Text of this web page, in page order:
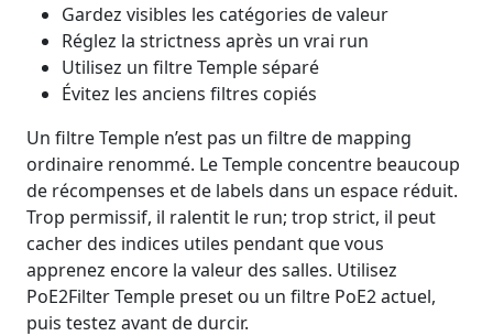
Gardez visibles les catégories de valeur
Réglez la strictness après un vrai run
Utilisez un filtre Temple séparé
Évitez les anciens filtres copiés
Un filtre Temple n’est pas un filtre de mapping
ordinaire renommé. Le Temple concentre beaucoup
de récompenses et de labels dans un espace réduit.
Trop permissif, il ralentit le run; trop strict, il peut
cacher des indices utiles pendant que vous
apprenez encore la valeur des salles. Utilisez
PoE2Filter Temple preset ou un filtre PoE2 actuel,
puis testez avant de durcir.